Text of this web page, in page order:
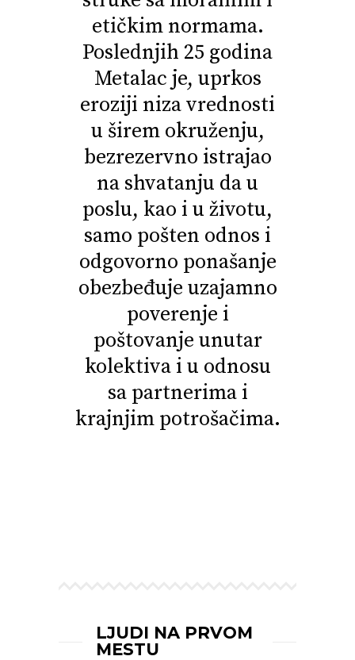
etičkim normama.
Poslednjih 25 godina
Metalac je, uprkos
eroziji niza vrednosti
u širem okruženju,
bezrezervno istrajao
na shvatanju da u
poslu, kao i u životu,
samo pošten odnos i
odgovorno ponašanje
obezbeđuje uzajamno
poverenje i
poštovanje unutar
kolektiva i u odnosu
sa partnerima i
krajnjim potrošačima.
LJUDI NA PRVOM
MESTU